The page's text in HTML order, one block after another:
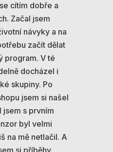
cítím dobře a
Začal jsem
návyky a na
začít dělat
program. V té
docházel i
skupiny. Po
jsem si našel
jsem s prvním
byl velmi
na mě netlačil. A
si příběhy